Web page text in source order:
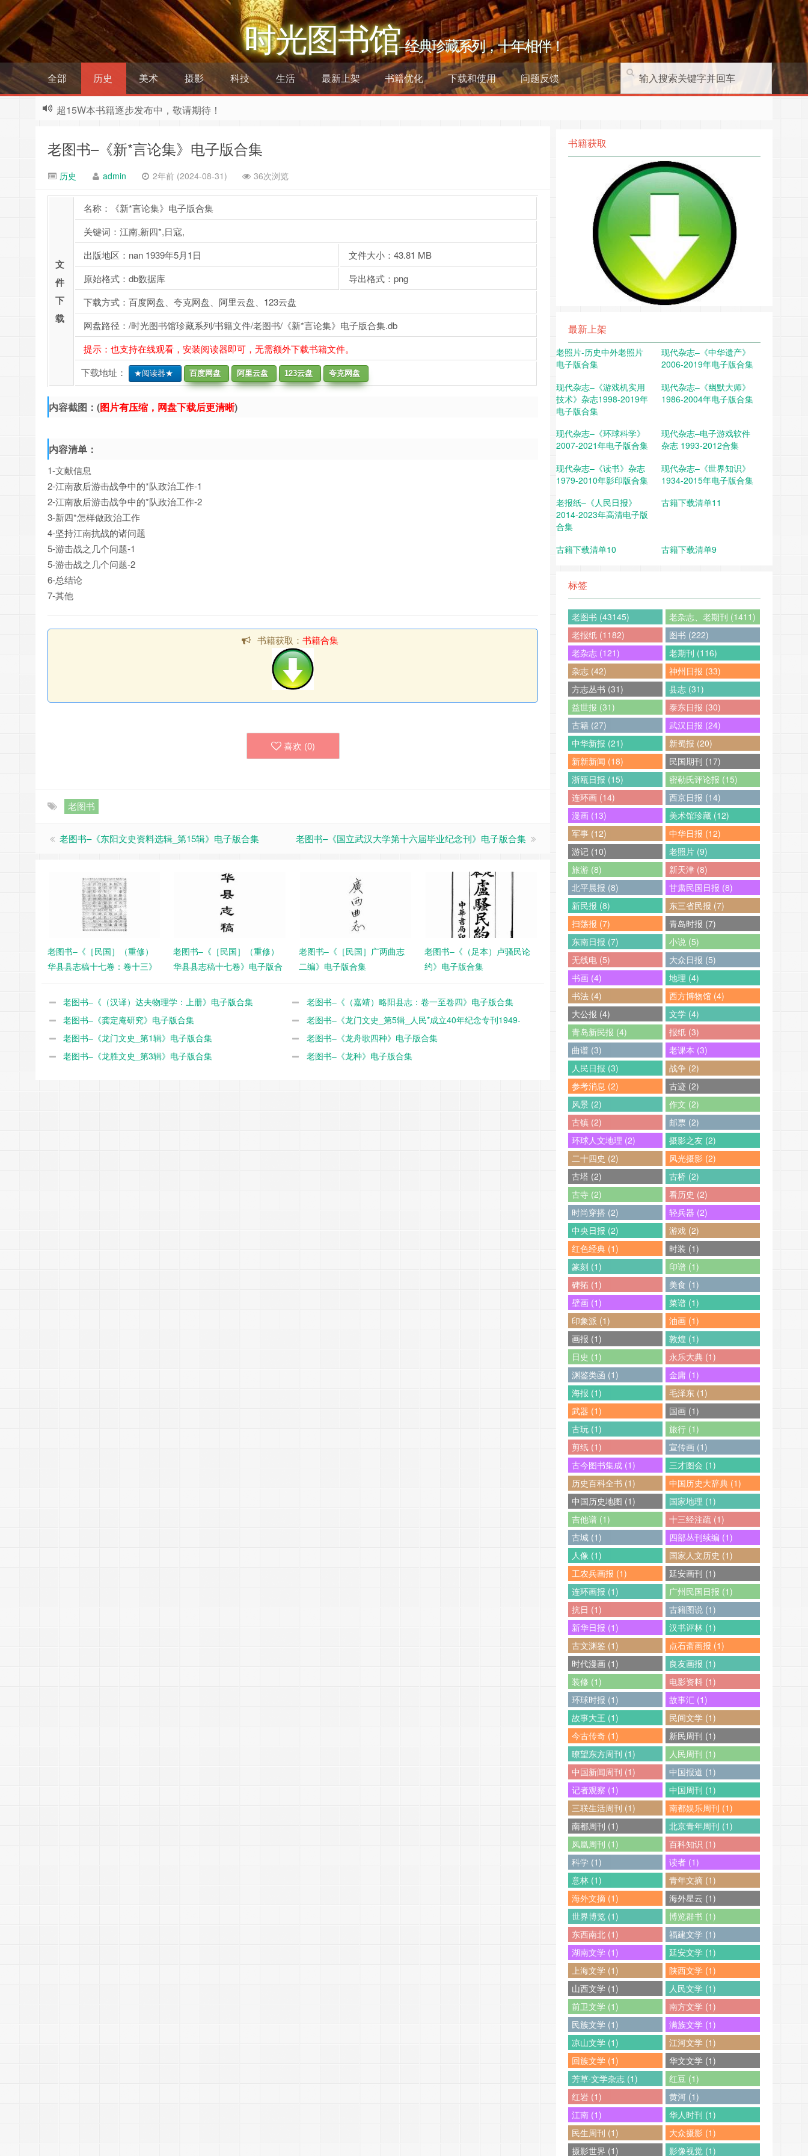
时光图书馆–经典珍藏系列，十年相伴！
全部 历史 美术 摄影 科技 生活 最新上架 书籍优化 下载和使用 问题反馈
超15W本书籍逐步发布中，敬请期待！
老图书–《新*言论集》电子版合集
历史 admin 2年前 (2024-08-31) 36次浏览
文
件
下
载
名称：《新*言论集》电子版合集
关键词：江南,新四*,日寇,
出版地区：nan 1939年5月1日
文件大小：43.81 MB
原始格式：db数据库
导出格式：png
下载方式：百度网盘、夸克网盘、阿里云盘、123云盘
网盘路径：/时光图书馆珍藏系列/书籍文件/老图书/《新*言论集》电子版合集.db
提示：也支持在线观看，安装阅读器即可，无需额外下载书籍文件。
下载地址：
★阅读器★ 百度网盘 阿里云盘 123云盘 夸克网盘
内容截图：(图片有压缩，网盘下载后更清晰)
内容清单：
1-文献信息
2-江南敌后游击战争中的*队政治工作-1
2-江南敌后游击战争中的*队政治工作-2
3-新四*怎样做政治工作
4-坚持江南抗战的诸问题
5-游击战之几个问题-1
5-游击战之几个问题-2
6-总结论
7-其他
书籍获取： 书籍合集
喜欢 (0)
老图书
老图书–《东阳文史资料选辑_第15辑》电子版合集 老图书–《国立武汉大学第十六届毕业纪念刊》电子版合集
老图书–《［民国］（重修）
华县县志稿十七卷：卷十三》
老图书–《［民国］（重修）
华县县志稿十七卷》电子版合
老图书–《［民国］广两曲志
二编》电子版合集
老图书–《（足本）卢骚民论
约》电子版合集
老图书–《（汉译）达夫物理学：上册》电子版合集
老图书–《（嘉靖）略阳县志：卷一至卷四》电子版合集
老图书–《龚定庵研究》电子版合集
老图书–《龙门文史_第5辑_人民*成立40年纪念专刊1949-
1989》电子版合集
老图书–《龙门文史_第1辑》电子版合集
老图书–《龙舟歌四种》电子版合集
老图书–《龙胜文史_第3辑》电子版合集
老图书–《龙种》电子版合集
书籍获取
最新上架
老照片-历史中外老照片
电子版合集
现代杂志–《中华遗产》
2006-2019年电子版合集
现代杂志–《游戏机实用
技术》杂志1998-2019年
电子版合集
现代杂志–《幽默大师》
1986-2004年电子版合集
现代杂志–《环球科学》
2007-2021年电子版合集
现代杂志–电子游戏软件
杂志 1993-2012合集
现代杂志–《读书》杂志
1979-2010年影印版合集
现代杂志–《世界知识》
1934-2015年电子版合集
老报纸–《人民日报》
2014-2023年高清电子版
合集
古籍下载清单11
古籍下载清单10 古籍下载清单9
标签
老图书 (43145)
老杂志、老期刊 (1411)
老报纸 (1182)
图书 (222)
老杂志 (121)
老期刊 (116)
杂志 (42)
神州日报 (33)
方志丛书 (31)
县志 (31)
益世报 (31)
泰东日报 (30)
古籍 (27)
武汉日报 (24)
中华新报 (21)
新蜀报 (20)
新新新闻 (18)
民国期刊 (17)
浙瓯日报 (15)
密勒氏评论报 (15)
连环画 (14)
西京日报 (14)
漫画 (13)
美术馆珍藏 (12)
军事 (12)
中华日报 (12)
游记 (10)
老照片 (9)
旅游 (8)
新天津 (8)
北平晨报 (8)
甘肃民国日报 (8)
新民报 (8)
东三省民报 (7)
扫荡报 (7)
青岛时报 (7)
东南日报 (7)
小说 (5)
无线电 (5)
大众日报 (5)
书画 (4)
地理 (4)
书法 (4)
西方博物馆 (4)
大公报 (4)
文学 (4)
青岛新民报 (4)
报纸 (3)
曲谱 (3)
老课本 (3)
人民日报 (3)
战争 (2)
参考消息 (2)
古迹 (2)
风景 (2)
作文 (2)
古镇 (2)
邮票 (2)
环球人文地理 (2)
摄影之友 (2)
二十四史 (2)
风光摄影 (2)
古塔 (2)
古桥 (2)
古寺 (2)
看历史 (2)
时尚穿搭 (2)
轻兵器 (2)
中央日报 (2)
游戏 (2)
红色经典 (1)
时装 (1)
篆刻 (1)
印谱 (1)
碑拓 (1)
美食 (1)
壁画 (1)
菜谱 (1)
印象派 (1)
油画 (1)
画报 (1)
敦煌 (1)
日史 (1)
永乐大典 (1)
渊鉴类函 (1)
金庸 (1)
海报 (1)
毛泽东 (1)
武器 (1)
国画 (1)
古玩 (1)
旅行 (1)
剪纸 (1)
宣传画 (1)
古今图书集成 (1)
三才图会 (1)
历史百科全书 (1)
中国历史大辞典 (1)
中国历史地图 (1)
国家地理 (1)
吉他谱 (1)
十三经注疏 (1)
古城 (1)
四部丛刊续编 (1)
人像 (1)
国家人文历史 (1)
工农兵画报 (1)
延安画刊 (1)
连环画报 (1)
广州民国日报 (1)
抗日 (1)
古籍图说 (1)
新华日报 (1)
汉书评林 (1)
古文渊鉴 (1)
点石斋画报 (1)
时代漫画 (1)
良友画报 (1)
装修 (1)
电影资料 (1)
环球时报 (1)
故事汇 (1)
故事大王 (1)
民间文学 (1)
今古传奇 (1)
新民周刊 (1)
瞭望东方周刊 (1)
人民周刊 (1)
中国新闻周刊 (1)
中国报道 (1)
记者观察 (1)
中国周刊 (1)
三联生活周刊 (1)
南都娱乐周刊 (1)
南都周刊 (1)
北京青年周刊 (1)
凤凰周刊 (1)
百科知识 (1)
科学 (1)
读者 (1)
意林 (1)
青年文摘 (1)
海外文摘 (1)
海外星云 (1)
世界博览 (1)
博览群书 (1)
东西南北 (1)
福建文学 (1)
湖南文学 (1)
延安文学 (1)
上海文学 (1)
陕西文学 (1)
山西文学 (1)
人民文学 (1)
前卫文学 (1)
南方文学 (1)
民族文学 (1)
满族文学 (1)
凉山文学 (1)
江河文学 (1)
回族文学 (1)
华文文学 (1)
芳草·文学杂志 (1)
红豆 (1)
红岩 (1)
黄河 (1)
江南 (1)
华人时刊 (1)
民生周刊 (1)
大众摄影 (1)
摄影世界 (1)
影像视觉 (1)